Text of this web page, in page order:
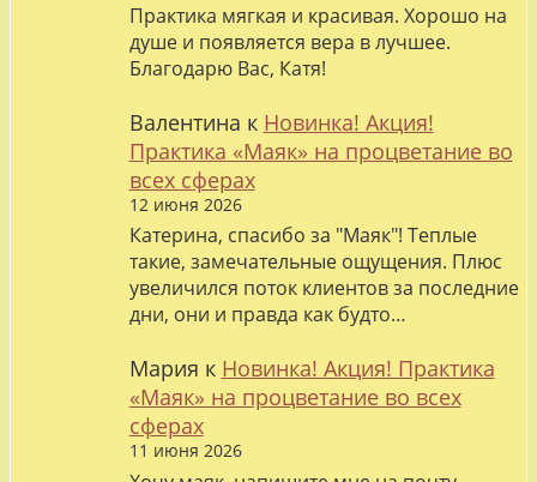
Практика мягкая и красивая. Хорошо на
душе и появляется вера в лучшее.
Благодарю Вас, Катя!
Валентина к Новинка! Акция!
Практика «Маяк» на процветание во
всех сферах
12 июня 2026
Катерина, спасибо за "Маяк"! Теплые
такие, замечательные ощущения. Плюс
увеличился поток клиентов за последние
дни, они и правда как будто…
Мария к Новинка! Акция! Практика
«Маяк» на процветание во всех
сферах
11 июня 2026